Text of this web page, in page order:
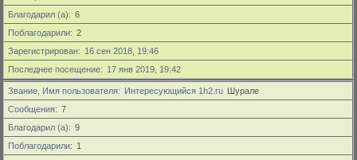
Благодарил (а)
6
Поблагодарили
2
Зарегистрирован
16 сен 2018, 19:46
Последнее посещение
17 янв 2019, 19:42
Звание, Имя пользователя Интересующийся 1h2.ru Шурале
Сообщения
7
Благодарил (а)
9
Поблагодарили
1